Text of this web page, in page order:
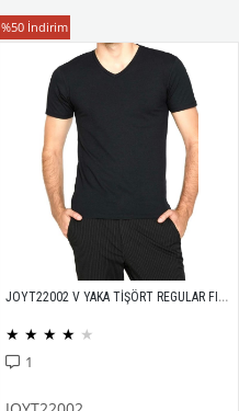
T-Shirt
JOYT22002 V YAKA TİŞÖRT REGULAR FIT %100 PAMUK COMPACK PENYE
★ ★ ★ ★ ★
1
%50 İndirim